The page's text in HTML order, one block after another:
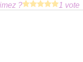
? 1 vote